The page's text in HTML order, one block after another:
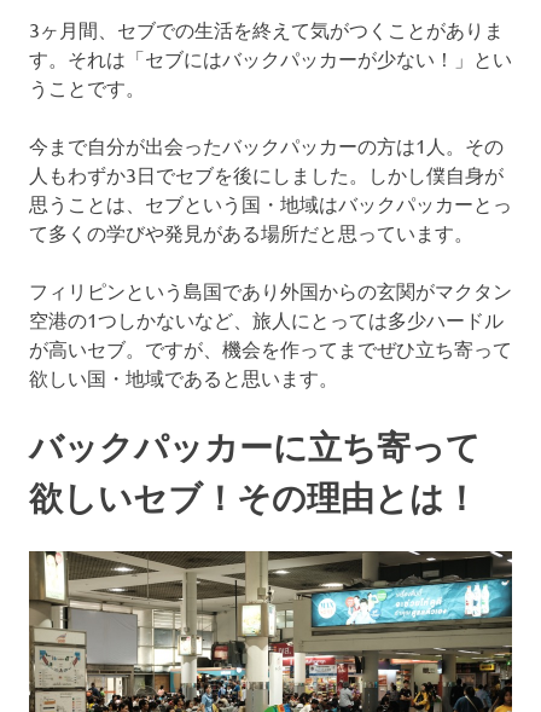
イ
ン
グ・
レ
ス
ト
ラ
ン・
ス
パ・
お
3ヶ月間、セブでの生活を終えて気がつくことがありま
す。それは「セブにはバックパッカーが少ない！」とい
うことです。
今まで自分が出会ったバックパッカーの方は1人。その
人もわずか3日でセブを後にしました。しかし僕自身が
思うことは、セブという国・地域はバックパッカーとっ
て多くの学びや発見がある場所だと思っています。
フィリピンという島国であり外国からの玄関がマクタン
空港の1つしかないなど、旅人にとっては多少ハードル
が高いセブ。ですが、機会を作ってまでぜひ立ち寄って
欲しい国・地域であると思います。
バックパッカーに立ち寄って
欲しいセブ！その理由とは！